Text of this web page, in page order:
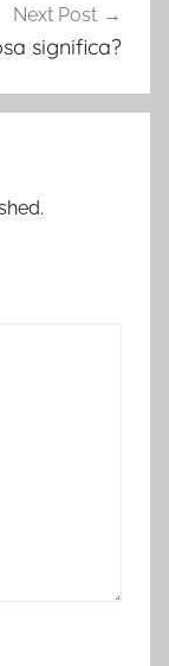
Next Post
significa?